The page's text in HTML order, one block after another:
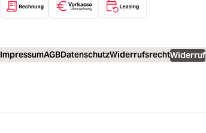
ImpressumAGBDatenschutzWiderrufsrechtWiderruf